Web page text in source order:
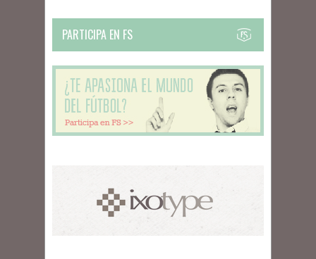
PARTICIPA EN FS